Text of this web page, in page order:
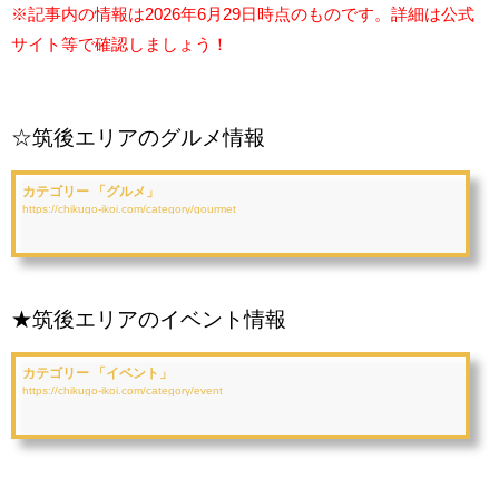
※記事内の情報は2026年6月29日時点のものです。詳細は公式
サイト等で確認しましょう！
☆筑後エリアのグルメ情報
カテゴリー 「グルメ」
https://chikugo-ikoi.com/category/gourmet
★筑後エリアのイベント情報
カテゴリー 「イベント」
https://chikugo-ikoi.com/category/event